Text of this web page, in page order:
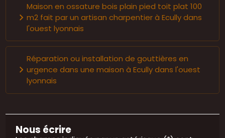
Maison en ossature bois plain pied toit plat 100
m2 fait par un artisan charpentier à Ecully dans
l'ouest lyonnais
Réparation ou installation de gouttières en
urgence dans une maison à Ecully dans l'ouest
lyonnais
Nous écrire